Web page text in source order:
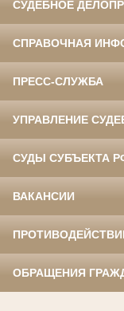
СУДЕБНОЕ
СПРАВОЧНАЯ
ПРЕСС-СЛУЖБА
УПРАВЛЕНИЕ
СУДЫ СУБЪЕКТА
ВАКАНСИИ
ОБРАЩЕНИЯ